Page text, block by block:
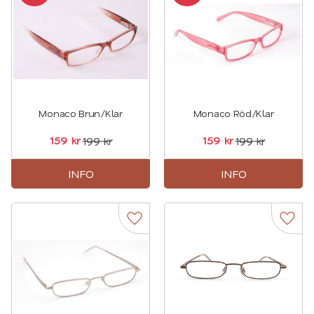
Monaco Brun/Klar
159 kr199kr
INFO
Monaco Röd/Klar
159 kr199kr
INFO
Lägg till i favoriter